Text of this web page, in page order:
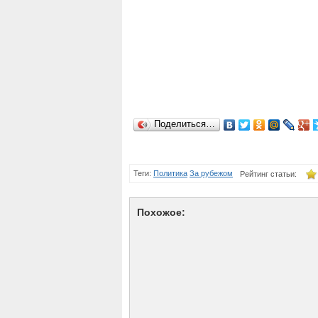
Поделиться…
Теги: Политика За рубежом Рейтинг статьи:
Похожое: